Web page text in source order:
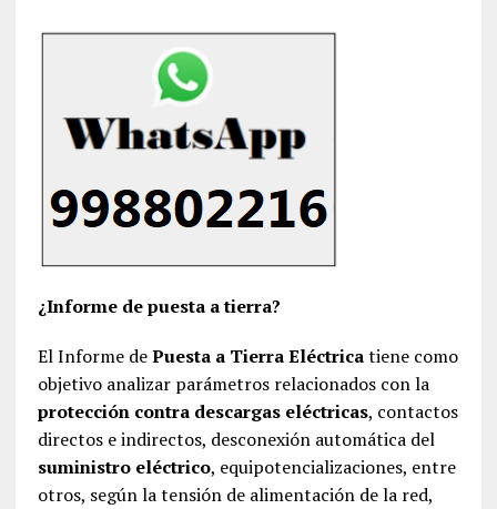
¿Informe de puesta a tierra?
El Informe dePuesta a Tierra Eléctricatiene como
objetivo analizar parámetros relacionados con la
protección contra descargas eléctricas, contactos
directos e indirectos, desconexión automática del
suministro eléctrico, equipotencializaciones, entre
otros, según la tensión de alimentación de la red,